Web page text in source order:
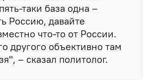
таки база одна –
Россию, давайте
что-то от России.
другого объективно там
– сказал политолог.